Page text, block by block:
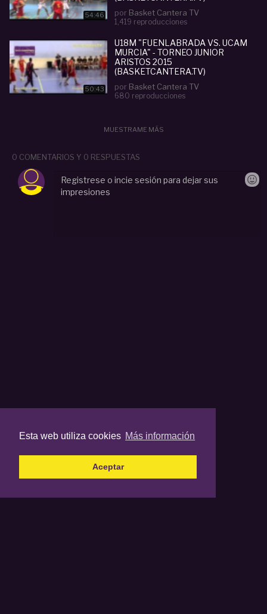
Esta web utiliza cookies Más información
Aceptar
54:46 por Basket Cantera TV
1,419 reproducciones
50:43
U18M "FUENLABRADA VS. UCAM
MURCIA" - TORNEO JUNIOR
ARISTOS 2015
(BASKETCANTERA.TV)
por Basket Cantera TV
680 reproducciones
MUESTRAME MÁS
0 COMENTARIOS Y 0 RESPUESTAS